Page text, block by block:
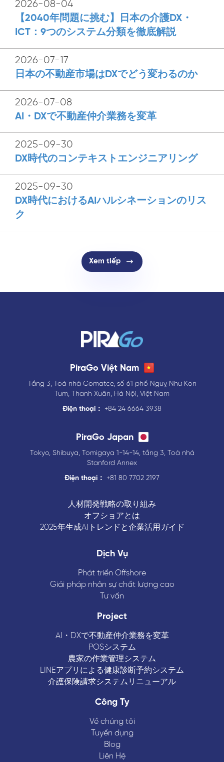
2026-08-04
【2040年問題に挑む】日本の介護DX・
ICT：9つのシステム分類を徹底解説
2026-07-17
日本の不動産市場はDXでどう変わるのか
2026-07-08
AI・DXで不動産仲介業務を変革
2025-09-30
DX時代のコンテキストエンジニアリング
2025-09-30
DX時代におけるAIハルシネーションのリス
ク
Xem tiếp
PiraGo Việt Nam
Tầng 3, Toà nhà Comatce, số 61 phố Nguỵ Như Kon
Tum, Thanh Xuân, Hà Nội, Việt Nam
Điện thoại：
+84 24 6664 3938
PiraGo Japan
Tokyo, Shibuya, Tomigaya 1-14-14, tầng 3, Toà nhà
Stanford Annex
Điện thoại：
+81 80 7702 2197
人材開発戦略の取り組み
オフショアとは
2025年生成AIトレンドと企業活用ガイド
Dịch Vụ
Phát triển Offshore
Giải pháp nhân sự chất lượng cao
Tư vấn
Project
AI・DXで不動産仲介業務を変革
POSシステム
農家の作業管理システム
LINEアプリによる健康診断予約システム
介護保険請求システムリニューアル
Công Ty
Về chúng tôi
Tuyển dụng
Blog
Liên Hệ